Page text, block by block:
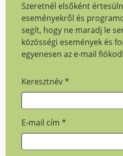
Szeretnél elsőként
eseményekről és
segít, hogy ne maradj le
közösségi események és
egyenesen az e-mail
Keresztnév*
E-mail cím*